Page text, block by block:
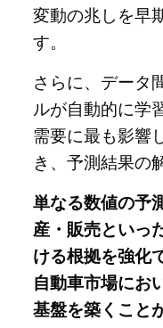
変動の兆しを早
す。
さらに、データ
ルが自動的に学
需要に最も影響
き、予測結果の
単なる数値の予
産・販売といっ
ける根拠を強化
自動車市場にお
基盤を築くこと